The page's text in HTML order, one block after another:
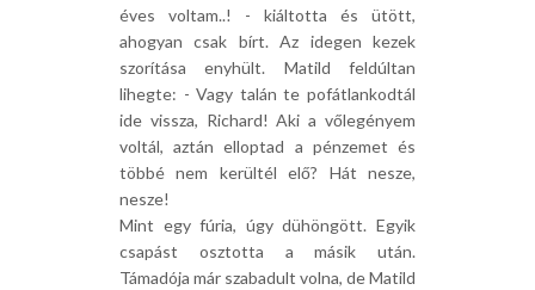
éves voltam..! - kiáltotta és ütött,
ahogyan csak bírt. Az idegen kezek
szorítása enyhült. Matild feldúltan
lihegte: - Vagy talán te pofátlankodtál
ide vissza, Richard! Aki a vőlegényem
voltál, aztán elloptad a pénzemet és
többé nem kerültél elő? Hát nesze,
nesze!
Mint egy fúria, úgy dühöngött. Egyik
csapást osztotta a másik után.
Támadója már szabadult volna, de Matild